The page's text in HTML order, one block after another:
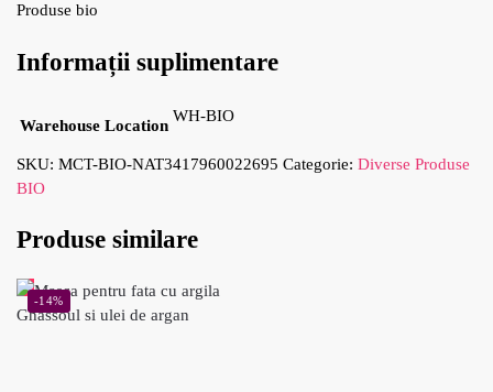
Produse bio
Informații suplimentare
Warehouse Location
WH-BIO
SKU: MCT-BIO-NAT3417960022695 Categorie: Diverse Produse
BIO
Produse similare
-14%